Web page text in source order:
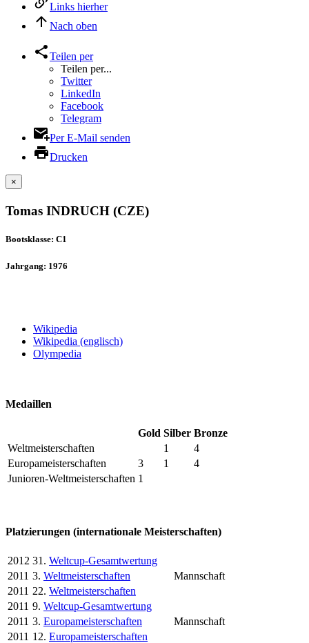
Links hierher
Nach oben
Teilen per
Teilen per...
Twitter
LinkedIn
Facebook
Telegram
Per E-Mail senden
Drucken
×
Tomas INDRUCH (CZE)
Bootsklasse: C1
Jahrgang: 1976
Wikipedia
Wikipedia (englisch)
Olympedia
Medaillen
Gold Silber Bronze
Weltmeisterschaften
1
4
Europameisterschaften
3 1
4
Junioren-Weltmeisterschaften 1
Platzierungen (internationale Meisterschaften)
2012 31. Weltcup-Gesamtwertung
2011 3. Weltmeisterschaften
Mannschaft
2011 22. Weltmeisterschaften
2011 9. Weltcup-Gesamtwertung
2011 3. Europameisterschaften
Mannschaft
2011 12. Europameisterschaften